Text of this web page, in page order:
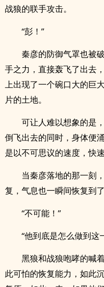
战狼的联手攻击。
“彭！”
秦彦的防御气罩也被
手之力，直接轰飞了出去
上出现了一个碗口大的巨
片的土地。
可让人难以想象的是
倒飞出去的同时，身体便
是以不可思议的速度，快速
当秦彦落地的那一刻
复，气息也一瞬间恢复到了
“不可能！”
“他到底是怎么做到这
黑狼和战狼咆哮的喊
此可怕的恢复能力，如此